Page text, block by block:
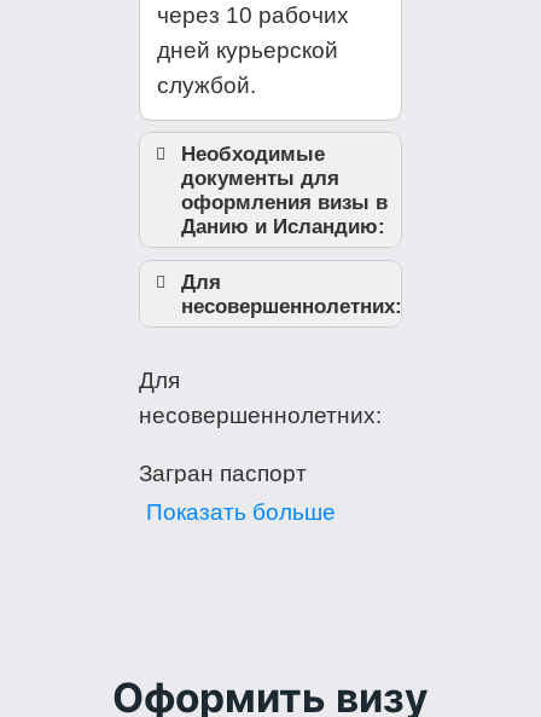
через 10 рабочих
дней курьерской
службой.
Необходимые
документы для
оформления визы в
Данию и Исландию:
Для
несовершеннолетних:
Для
несовершеннолетних:
Загран паспорт
оригинал. Если ранее
2 фото 3,5х4,5 см
Показать больше
Оформить визу